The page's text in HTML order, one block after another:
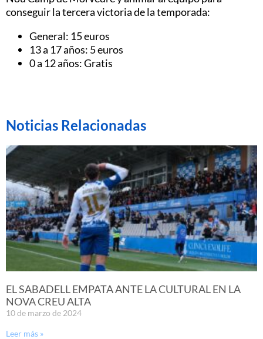
conseguir la tercera victoria de la temporada:
General: 15 euros
13 a 17 años: 5 euros
0 a 12 años: Gratis
Noticias Relacionadas
EL SABADELL EMPATA ANTE LA CULTURAL EN LA
NOVA CREU ALTA
10 de marzo de 2024
Leer más »